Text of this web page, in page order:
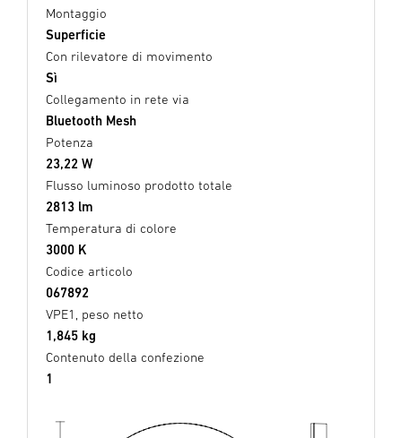
Montaggio
Superficie
Con rilevatore di movimento
Sì
Collegamento in rete via
Bluetooth Mesh
Potenza
23,22 W
Flusso luminoso prodotto totale
2813 lm
Temperatura di colore
3000 K
Codice articolo
067892
VPE1, peso netto
1,845 kg
Contenuto della confezione
1